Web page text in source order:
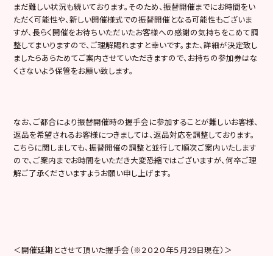
まだ難しい状況も続いております。そのため、振替開催までにお時間をい
ただく可能性や、新しい開催様式での振替開催となる可能性もございま
すが、長らく開催をお待ちいただいたお客様への感謝の気持ちをこめて調
整してまいりますので、ご理解賜れますと幸いです。また、詳細が決定致し
ましたらあらためてご案内させていただきますので、お持ちの参加券はな
くさないよう保管をお願い致します。
なお、ご都合により振替開催時の握手会に参加することが難しいお客様、
返品を希望されるお客様につきましては、返品対応を調整しております。
こちらに関しましても、振替開催の調整と並行して順次ご案内いたします
ので、ご案内までお時間をいただき大変恐縮ではございますが、何卒ご理
解ご了承くださいますようお願い申し上げます。
＜開催延期とさせて頂いた握手会（※２０２０年５月29日現在）＞